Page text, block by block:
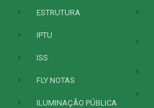
ESTRUTURA
IPTU
ISS
FLY NOTAS
ILUMINAÇÃO PÚBLICA